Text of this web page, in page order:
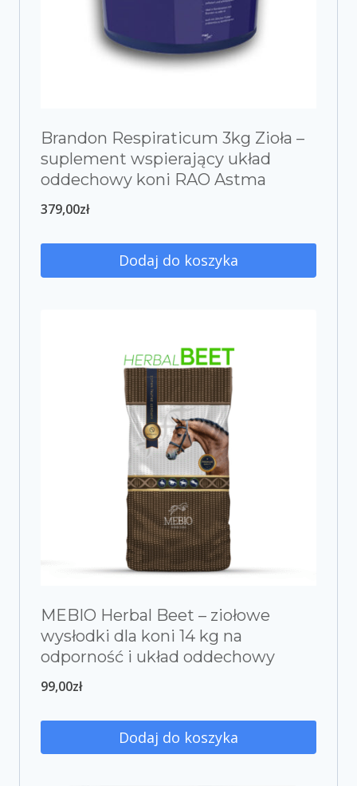
Brandon Respiraticum 3kg Zioła –
suplement wspierający układ
oddechowy koni RAO Astma
379,00zł
Dodaj do koszyka
MEBIO Herbal Beet – ziołowe
wysłodki dla koni 14 kg na
odporność i układ oddechowy
99,00zł
Dodaj do koszyka